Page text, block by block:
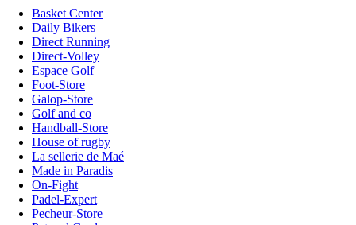
Basket Center
Daily Bikers
Direct Running
Direct-Volley
Espace Golf
Foot-Store
Galop-Store
Golf and co
Handball-Store
House of rugby
La sellerie de Maé
Made in Paradis
On-Fight
Padel-Expert
Pecheur-Store